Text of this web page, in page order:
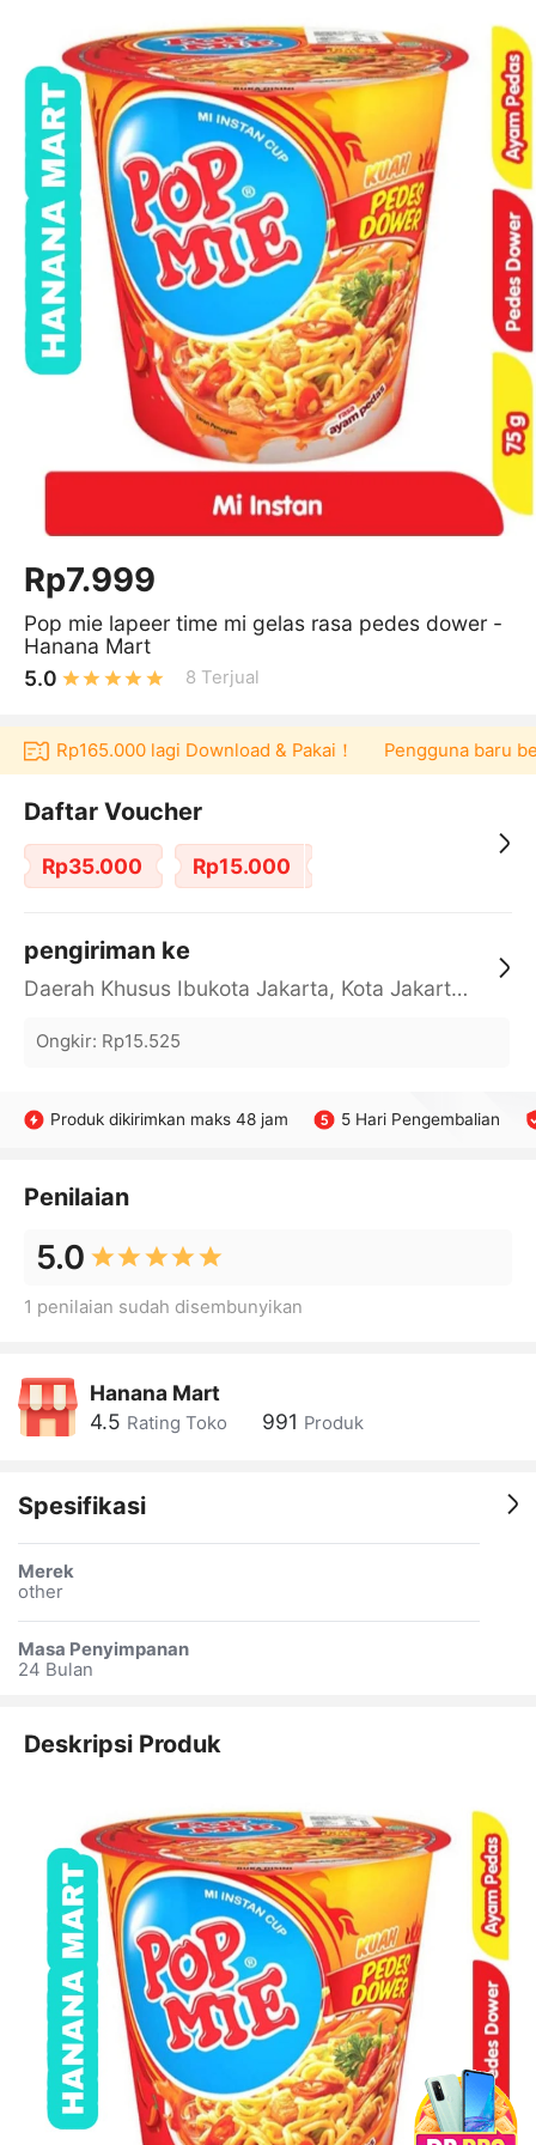
Rp7.999
Pop mie lapeer time mi gelas rasa pedes dower -
Hanana Mart
5.0
8 Terjual
Rp165.000 lagi Download & Pakai！ Pengguna baru
Daftar Voucher
Rp35.000 Rp15.000
pengiriman ke
Daerah Khusus Ibukota Jakarta, Kota Jakarta Barat, Cengkareng, yy
Ongkir: Rp15.525
Produk dikirimkan maks 48 jam 5 Hari Pengembalian
Penilaian
5.0
1 penilaian sudah disembunyikan
Hanana Mart
4.5 Rating Toko 991 Produk
Spesifikasi
Merek
other
Masa Penyimpanan
24 Bulan
Deskripsi Produk